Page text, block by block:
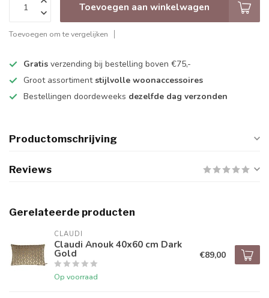
Toevoegen aan winkelwagen
Toevoegen om te vergelijken
Gratis verzending bij bestelling boven €75,-
Groot assortiment stijlvolle woonaccessoires
Bestellingen doordeweeks dezelfde dag verzonden
Productomschrijving
Reviews
Gerelateerde producten
CLAUDI
Claudi Anouk 40x60 cm Dark
Gold
Op voorraad
€89,00